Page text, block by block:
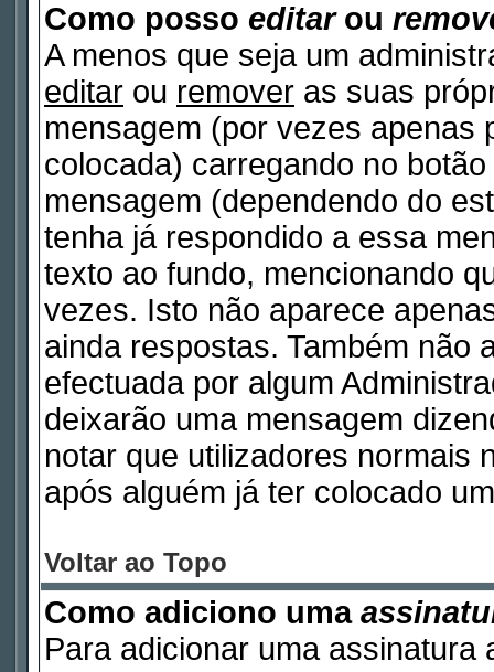
Como posso editarou
A menos que seja um
editar ou remover as suas
mensagem (por vezes apenas
colocada) carregando no botão
mensagem (dependendo do
tenha já respondido a essa
texto ao fundo, mencionando
vezes. Isto não aparece
ainda respostas. Também não
efectuada por algum
deixarão uma mensagem
notar que utilizadores normais
após alguém já ter colocado
Voltar ao Topo
Como adiciono uma
Para adicionar uma